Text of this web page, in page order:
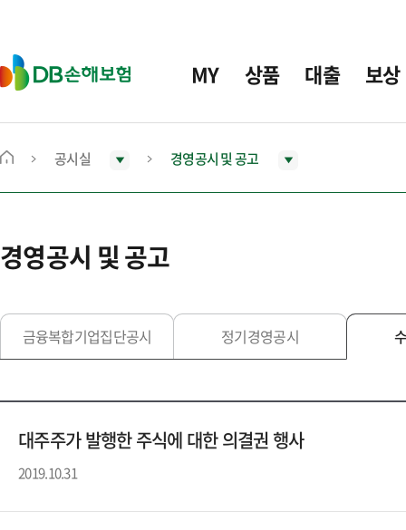
D
B
보
MY 상품 대출 보상
메
으
로
동
공시실 경영공시 및 공고
경영공시 및 공고
금융복합기업집단공시 정기경영공시
대주주가 발행한 주식에 대한 의결권 행사
2019.10.31